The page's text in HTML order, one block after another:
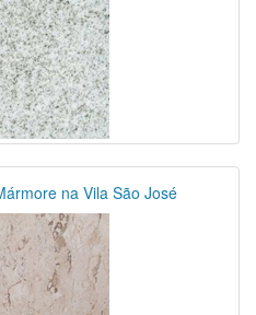
na Vila São José